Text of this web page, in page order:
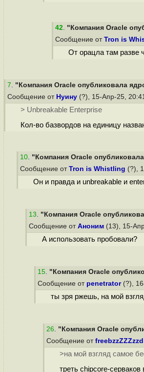
42. "Компания Oracle
Сообщение от Tron is
От орацла там разве
7. "Компания Oracle опубликовала
Сообщение от Нуину (?), 15-Апр-25,
> Unbreakable Enterprise
Кол-во базвордов на единицу
10. "Компания Oracle
Сообщение от Tron is Whistling (?),
Он и правда и unbreakable и
13. "Компания Oracle
Сообщение от Аноним (13), 15-
А использовать пробовали?
15. "Компания Oracle
Сообщение от penetrator(?),
ты зря ржешь, на мой
26. "Компания Oracle
Сообщение от freebzzZZZzzd
>на мой взгляд самое
треть chipcore-